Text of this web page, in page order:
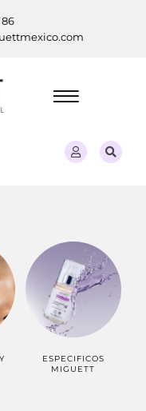
86
ESPECIFICOS
MIGUETT